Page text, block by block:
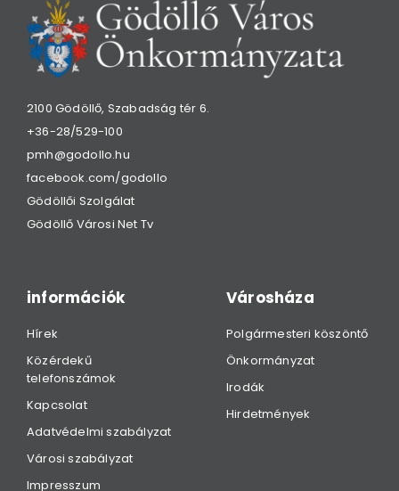
2100 Gödöllő, Szabadság tér 6.
+36-28/529-100
pmh@godollo.hu
facebook.com/godollo
Gödöllői Szolgálat
Gödöllő Városi Net Tv
információk
Hírek
Közérdekű
telefonszámok
Kapcsolat
Adatvédelmi szabályzat
Városi szabályzat
Impresszum
Városháza
Polgármesteri köszöntő
Önkormányzat
Irodák
Hirdetmények